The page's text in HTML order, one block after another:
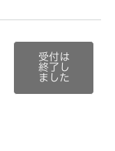
受付は
終了し
ました